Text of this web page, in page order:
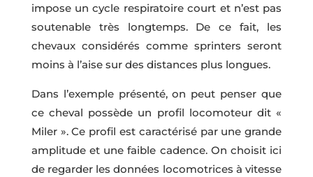
impose un cycle respiratoire court et n’est pas
soutenable très longtemps. De ce fait, les
chevaux considérés comme sprinters seront
moins à l’aise sur des distances plus longues.
Dans l’exemple présenté, on peut penser que
ce cheval possède un profil locomoteur dit «
Miler ». Ce profil est caractérisé par une grande
amplitude et une faible cadence. On choisit ici
de regarder les données locomotrices à vitesse